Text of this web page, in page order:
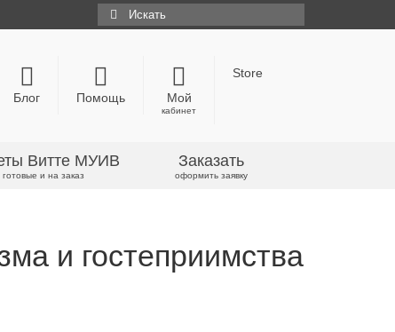
Искать:
Блог Помощь Мой
кабинет
Store
Витте МУИВ
готовые и на заказ
Заказать
оформить заявку
и гостеприимства